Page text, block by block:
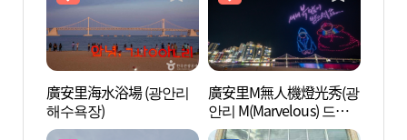
廣安里海水浴場 (광안리
해수욕장)
廣安里M無人機燈光秀(광
안리 M(Marvelous) 드론
라이트쇼)